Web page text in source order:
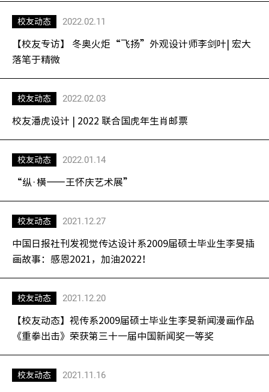
校友动态 2022.02.11
【校友专访】 冬奥火炬“飞扬”外观设计师李剑叶| 宏大
落笔于精微
校友动态 2022.02.03
校友潘虎设计 | 2022 联合国虎年生肖邮票
校友动态 2022.01.14
“纵·横——王怀庆艺术展”
校友动态 2021.12.27
中国日报社刊发视觉传达设计系2009届硕士毕业生李旻插
画故事：感恩2021，加油2022！
校友动态 2021.12.20
【校友动态】视传系2009届硕士毕业生李旻新闻漫画作品
《重拳出击》荣获第三十一届中国新闻奖一等奖
校友动态 2021.11.16